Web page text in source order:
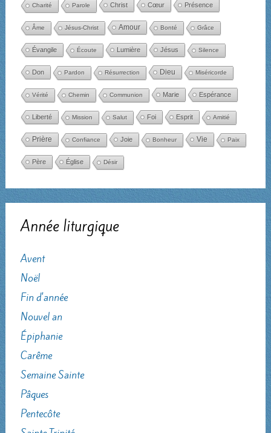
Charité Parole Christ Cœur Présence
Âme Jésus-Christ Amour Bonté Grâce
Évangile Écoute Lumière Jésus Silence
Don Pardon Résurrection Dieu Miséricorde
Vérité Chemin Communion Marie Espérance
Liberté Mission Salut Foi Esprit Amitié
Prière Confiance Joie Bonheur Vie Paix
Père Église Désir
Année liturgique
Avent
Noël
Fin d'année
Nouvel an
Épiphanie
Carême
Semaine Sainte
Pâques
Pentecôte